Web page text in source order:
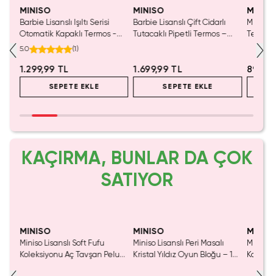
MINISO
Barbie Lisanslı Işıltı Serisi
Otomatik Kapaklı Termos -
420 ml
5.0 (1)
1.299,99 TL
SEPETE EKLE
MINISO
Barbie Lisanslı Çift Cidarlı
Tutacaklı Pipetli Termos –
900 ML 24,8 Cm
1.699,99 TL
SEPETE EKLE
Miniso
KAÇIRMA, BUNLAR DA ÇOK
SATIYOR
MINISO
Miniso Lisanslı Soft Fufu
Koleksiyonu Aç Tavşan Peluş
MINISO
Miniso Lisanslı Peri Masalı
Kristal Yıldız Oyun Bloğu – 14
Miniso
Kalem